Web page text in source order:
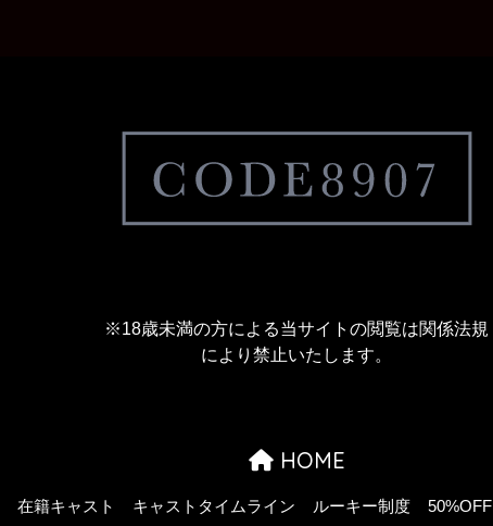
※18歳未満の方による当サイトの閲覧は関係法規
により禁止いたします。
HOME
在籍キャスト キャストタイムライン ルーキー制度 50%OFF